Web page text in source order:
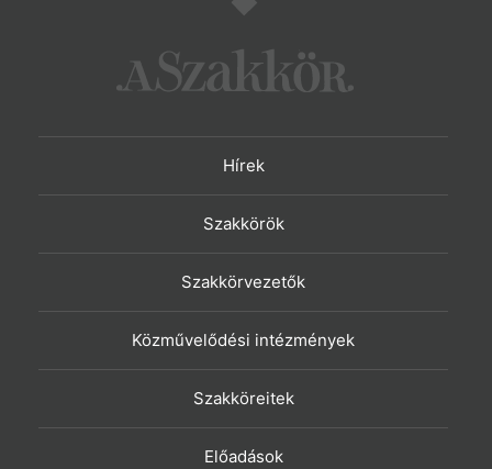
Hírek
Szakkörök
Szakkörvezetők
Közművelődési intézmények
Szakköreitek
Előadások